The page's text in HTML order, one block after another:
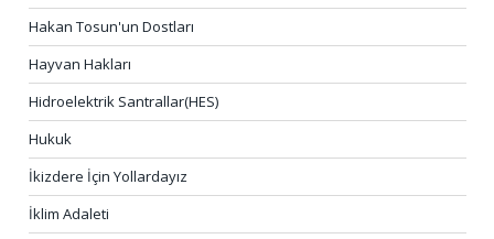
Hakan Tosun'un Dostları
Hayvan Hakları
Hidroelektrik Santrallar(HES)
Hukuk
İkizdere İçin Yollardayız
İklim Adaleti